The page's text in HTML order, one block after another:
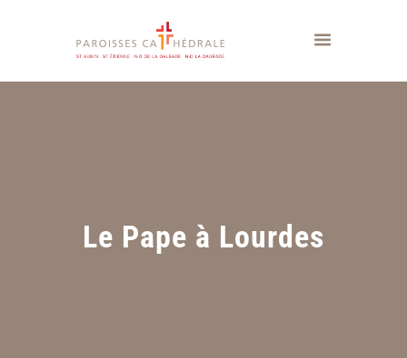
Le Pape à Lourdes